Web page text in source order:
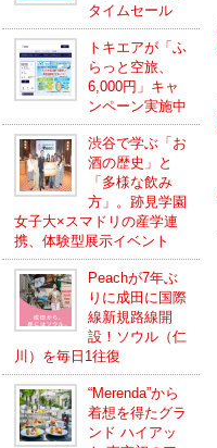
タイムセール
トキエアが「ふ
らっと空旅、
6,000円」キャ
ンペーン実施中
渋谷で学ぶ「お
酒の歴史」と
「多様な飲み
方」。跡見学園
女子大×スマドリの産学連
携、体験型展示イベント
Peachが7年ぶ
りに成田に国際
線新規路線開
設！ソウル（仁
川）を毎日1往復
“Merenda”から
着想を得たグラ
ンド ハイアッ